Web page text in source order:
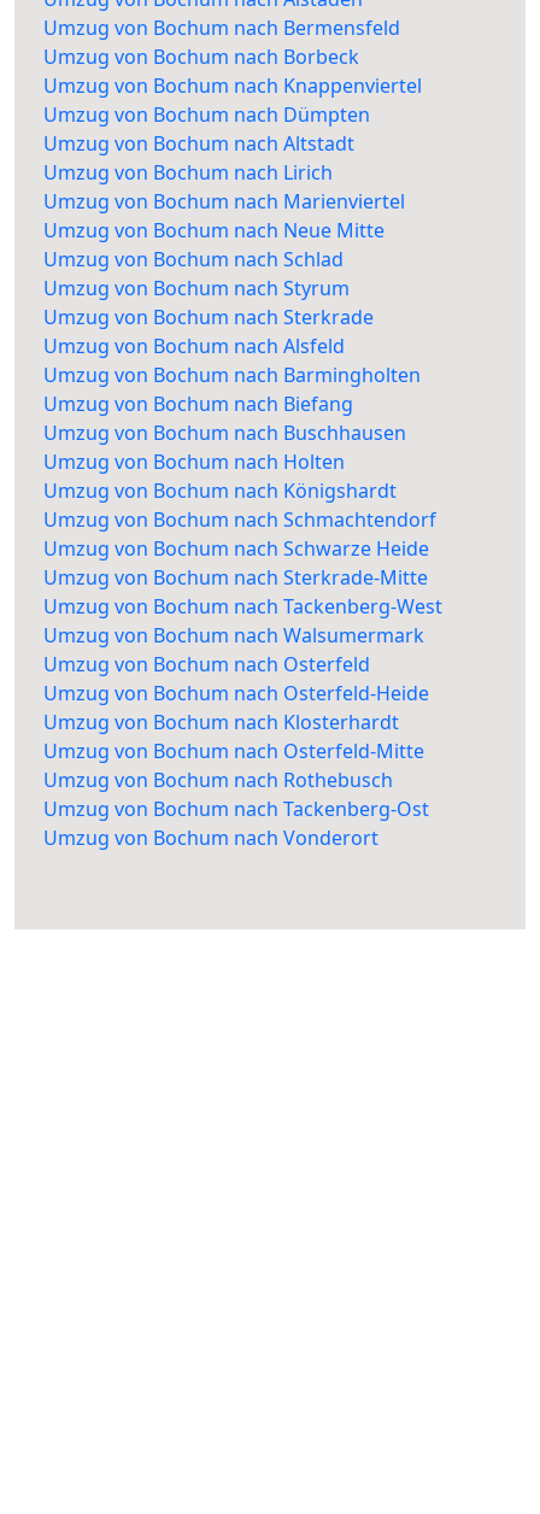
Umzug von Bochum nach Bermensfeld
Umzug von Bochum nach Borbeck
Umzug von Bochum nach Knappenviertel
Umzug von Bochum nach Dümpten
Umzug von Bochum nach Altstadt
Umzug von Bochum nach Lirich
Umzug von Bochum nach Marienviertel
Umzug von Bochum nach Neue Mitte
Umzug von Bochum nach Schlad
Umzug von Bochum nach Styrum
Umzug von Bochum nach Sterkrade
Umzug von Bochum nach Alsfeld
Umzug von Bochum nach Barmingholten
Umzug von Bochum nach Biefang
Umzug von Bochum nach Buschhausen
Umzug von Bochum nach Holten
Umzug von Bochum nach Königshardt
Umzug von Bochum nach Schmachtendorf
Umzug von Bochum nach Schwarze Heide
Umzug von Bochum nach Sterkrade-Mitte
Umzug von Bochum nach Tackenberg-West
Umzug von Bochum nach Walsumermark
Umzug von Bochum nach Osterfeld
Umzug von Bochum nach Osterfeld-Heide
Umzug von Bochum nach Klosterhardt
Umzug von Bochum nach Osterfeld-Mitte
Umzug von Bochum nach Rothebusch
Umzug von Bochum nach Tackenberg-Ost
Umzug von Bochum nach Vonderort